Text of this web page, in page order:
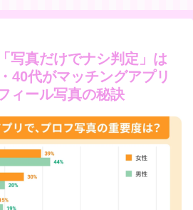
写真だけでナシ判定」は
40代がマッチングアプリ
ィール写真の秘訣